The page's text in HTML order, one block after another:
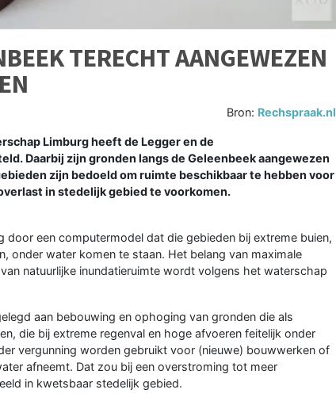
TERECHT AANGEWEZEN
Bron: Rechspraak.nl
Limburg heeft de Legger en de
Daarbij zijn gronden langs de Geleenbeek aangewezen
zijn bedoeld om ruimte beschikbaar te hebben voor
in stedelijk gebied te voorkomen.
door een computermodel dat die gebieden bij extreme buien,
onder water komen te staan. Het belang van maximale
natuurlijke inundatieruimte wordt volgens het waterschap
aan bebouwing en ophoging van gronden die als
die bij extreme regenval en hoge afvoeren feitelijk onder
vergunning worden gebruikt voor (nieuwe) bouwwerken of
afneemt. Dat zou bij een overstroming tot meer
in kwetsbaar stedelijk gebied.